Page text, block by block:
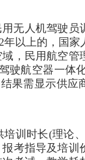
无人机驾驶员
以上的，国
，民用航空管
驶航空器一体
果需显示供应
训时长(理论
考指导及培训